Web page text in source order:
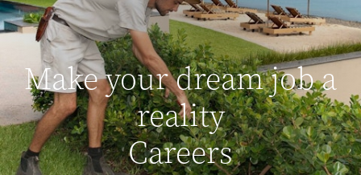
Make your dream job a
reality
Careers